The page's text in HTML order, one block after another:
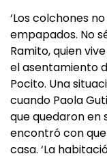
‘Los colchones
empapados. No
Ramito, quien
el asentamiento
Pocito. Una
cuando Paola
que quedaron en
encontró con
casa. ‘La